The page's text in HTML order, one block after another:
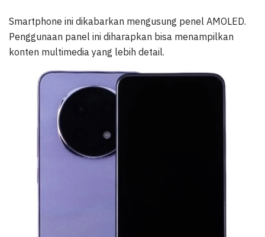
Smartphone ini dikabarkan mengusung penel AMOLED.
Penggunaan panel ini diharapkan bisa menampilkan
konten multimedia yang lebih detail.